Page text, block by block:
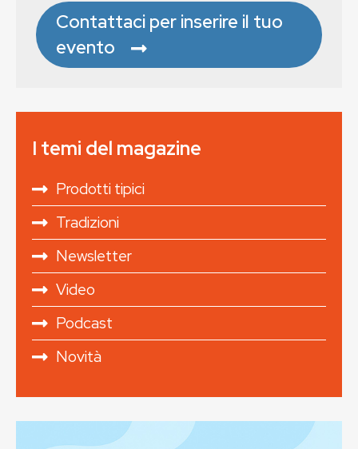
Contattaci per inserire il tuo
evento
I temi del magazine
Prodotti tipici
Tradizioni
Newsletter
Video
Podcast
Novità